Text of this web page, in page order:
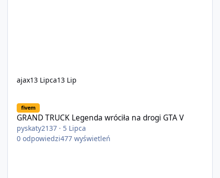
ajax13 Lipca13 Lip
fivem
GRAND TRUCK Legenda wróciła na drogi GTA V
pyskaty2137 · 5 Lipca
0 odpowiedzi477 wyświetleń